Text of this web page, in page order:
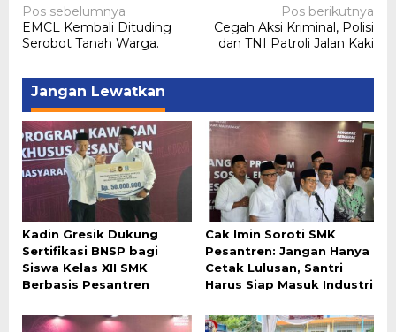
Navigasi
pos
Pos sebelumnya
EMCL Kembali Dituding
Serobot Tanah Warga.
Pos berikutnya
Cegah Aksi Kriminal, Polisi
dan TNI Patroli Jalan Kaki
Jangan Lewatkan
Kadin Gresik Dukung
Sertifikasi BNSP bagi
Siswa Kelas XII SMK
Berbasis Pesantren
Cak Imin Soroti SMK
Pesantren: Jangan Hanya
Cetak Lulusan, Santri
Harus Siap Masuk Industri